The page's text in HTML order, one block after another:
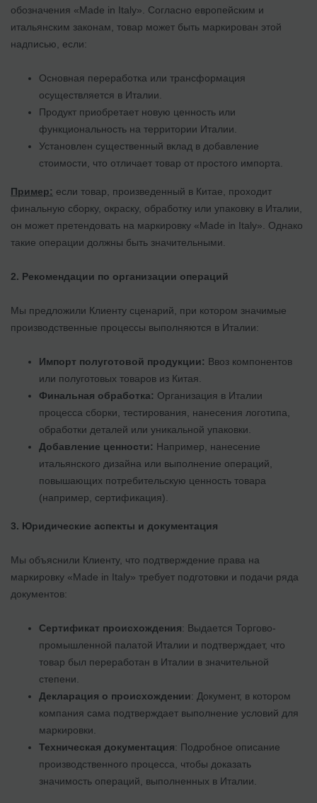
обозначения «Made in Italy». Согласно европейским и
итальянским законам, товар может быть маркирован этой
надписью, если:
Основная переработка или трансформация
осуществляется в Италии.
Продукт приобретает новую ценность или
функциональность на территории Италии.
Установлен существенный вклад в добавление
стоимости, что отличает товар от простого импорта.
Пример: если товар, произведенный в Китае, проходит
финальную сборку, окраску, обработку или упаковку в Италии,
он может претендовать на маркировку «Made in Italy». Однако
такие операции должны быть значительными.
2. Рекомендации по организации операций
Мы предложили Клиенту сценарий, при котором значимые
производственные процессы выполняются в Италии:
Импорт полуготовой продукции: Ввоз компонентов
или полуготовых товаров из Китая.
Финальная обработка: Организация в Италии
процесса сборки, тестирования, нанесения логотипа,
обработки деталей или уникальной упаковки.
Добавление ценности: Например, нанесение
итальянского дизайна или выполнение операций,
повышающих потребительскую ценность товара
(например, сертификация).
3. Юридические аспекты и документация
Мы объяснили Клиенту, что подтверждение права на
маркировку «Made in Italy» требует подготовки и подачи ряда
документов:
Сертификат происхождения: Выдается Торгово-
промышленной палатой Италии и подтверждает, что
товар был переработан в Италии в значительной
степени.
Декларация о происхождении: Документ, в котором
компания сама подтверждает выполнение условий для
маркировки.
Техническая документация: Подробное описание
производственного процесса, чтобы доказать
значимость операций, выполненных в Италии.